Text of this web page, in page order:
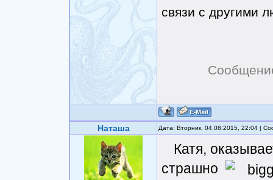
связи с другими
Наташа Дата: Вторник, 04.08.2015, 22:04 |
Катя,
страшно